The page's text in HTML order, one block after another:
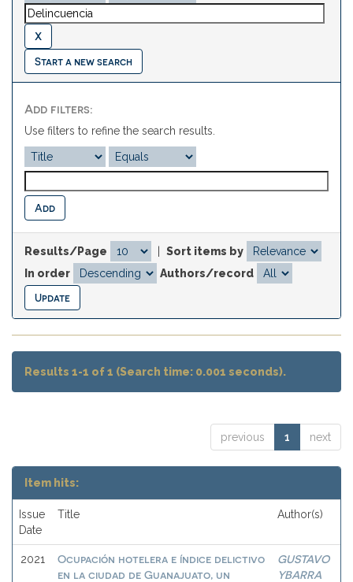
Start a new search
Add filters:
Use filters to refine the search results.
Results/Page
Sort items by
In order
Authors/record
Results 1-1 of 1 (Search time: 0.001 seconds).
previous 1 next
Item hits:
Issue
Date
Title Author(s)
2021
Ocupación hotelera e índice delictivo
en la ciudad de Guanajuato, un
GUSTAVO
YBARRA